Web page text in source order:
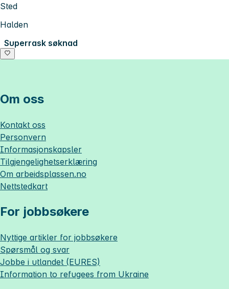
Sted
Halden
Superrask søknad
Om oss
Kontakt oss
Personvern
Informasjonskapsler
Tilgjengelighetserklæring
Om arbeidsplassen.no
Nettstedkart
For jobbsøkere
Nyttige artikler for jobbsøkere
Spørsmål og svar
Jobbe i utlandet (EURES)
Information to refugees from Ukraine